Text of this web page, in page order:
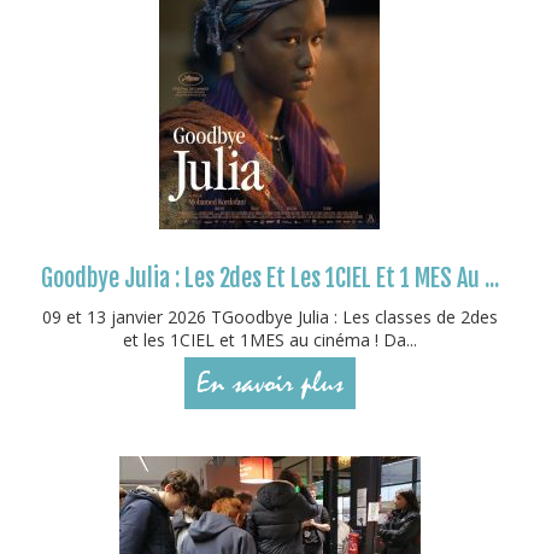
Goodbye Julia : Les 2des Et Les 1CIEL Et 1 MES Au ...
09 et 13 janvier 2026 TGoodbye Julia : Les classes de 2des
et les 1CIEL et 1MES au cinéma ! Da...
En savoir plus